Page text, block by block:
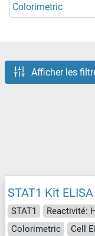
Colorimetric
Afficher les
STAT1 Kit ELISA
STAT1 Reactivité:
Colorimetric
Cell